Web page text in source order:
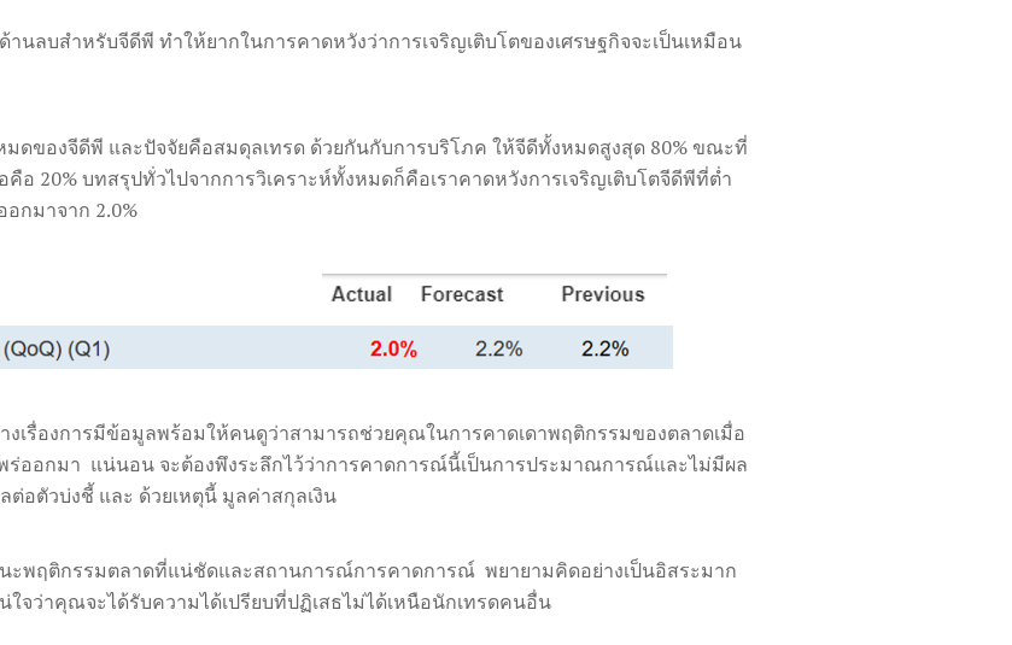
นลบสำหรับจีดีพี ทำให้ยากในการคาดหวังว่าการเจริญเติบโตของเศรษฐกิจจะเป็นเหมือน
มดของจีดีพี และปัจจัยคือสมดุลเทรด ด้วยกันกับการบริโภค ให้จีดีทั้งหมดสูงสุด 80% ขณะที่
อ 20% บทสรุปทั่วไปจากการวิเคราะห์ทั้งหมดก็คือเราคาดหวังการเจริญเติบโตจีดีพีที่ต่ำ
กมาจาก 2.0%
งเรื่องการมีข้อมูลพร้อมให้คนดูว่าสามารถช่วยคุณในการคาดเดาพฤติกรรมของตลาดเมื่อ
พร่ออกมา แน่นอน จะต้องพึงระลึกไว้ว่าการคาดการณ์นี้เป็นการประมาณการณ์และไม่มีผล
อตัวบ่งชี้ และ ด้วยเหตุนี้ มูลค่าสกุลเงิน
ะพฤติกรรมตลาดที่แน่ชัดและสถานการณ์การคาดการณ์ พยายามคิดอย่างเป็นอิสระมาก
ใจว่าคุณจะได้รับความได้เปรียบที่ปฏิเสธไม่ได้เหนือนักเทรดคนอื่น